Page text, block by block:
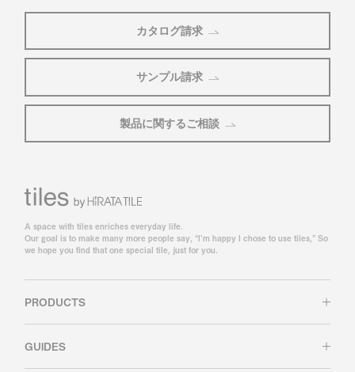
カタログ請求
サンプル請求
製品に関するご相談
A space with tiles enriches everyday life.
Our goal is to make many more people say, “I’m happy I chose to use tiles,” So
we hope you find that one special tile, just for you.
PRODUCTS
GUIDES